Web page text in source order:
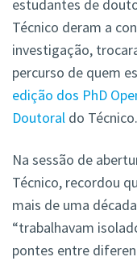
estudantes de
Técnico deram a
investigação,
percurso de quem
edição dos PhD
Doutoral do Técnico.
Na sessão de
Técnico, recordou
mais de uma
“trabalhavam
pontes entre